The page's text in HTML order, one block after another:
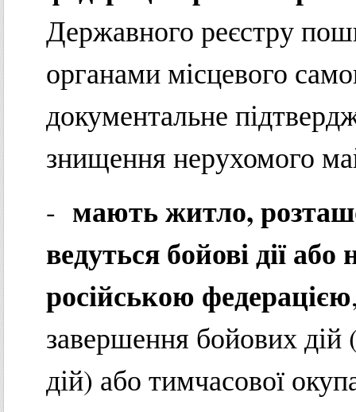
Державного реєстру
органами місцевого
документальне
знищення нерухомого
- мають житло,
ведуться бойові дії
російською федерацією
завершення бойових
дій) або тимчасової